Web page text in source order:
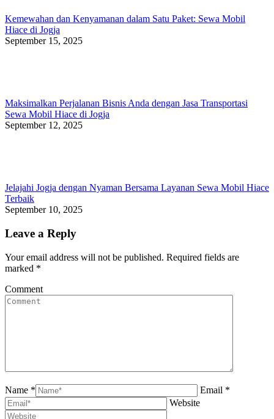
Kemewahan dan Kenyamanan dalam Satu Paket: Sewa Mobil
Hiace di Jogja
September 15, 2025
Maksimalkan Perjalanan Bisnis Anda dengan Jasa Transportasi
Sewa Mobil Hiace di Jogja
September 12, 2025
Jelajahi Jogja dengan Nyaman Bersama Layanan Sewa Mobil Hiace
Terbaik
September 10, 2025
Leave a Reply
Your email address will not be published. Required fields are
marked *
Comment
Name *
Email *
Website